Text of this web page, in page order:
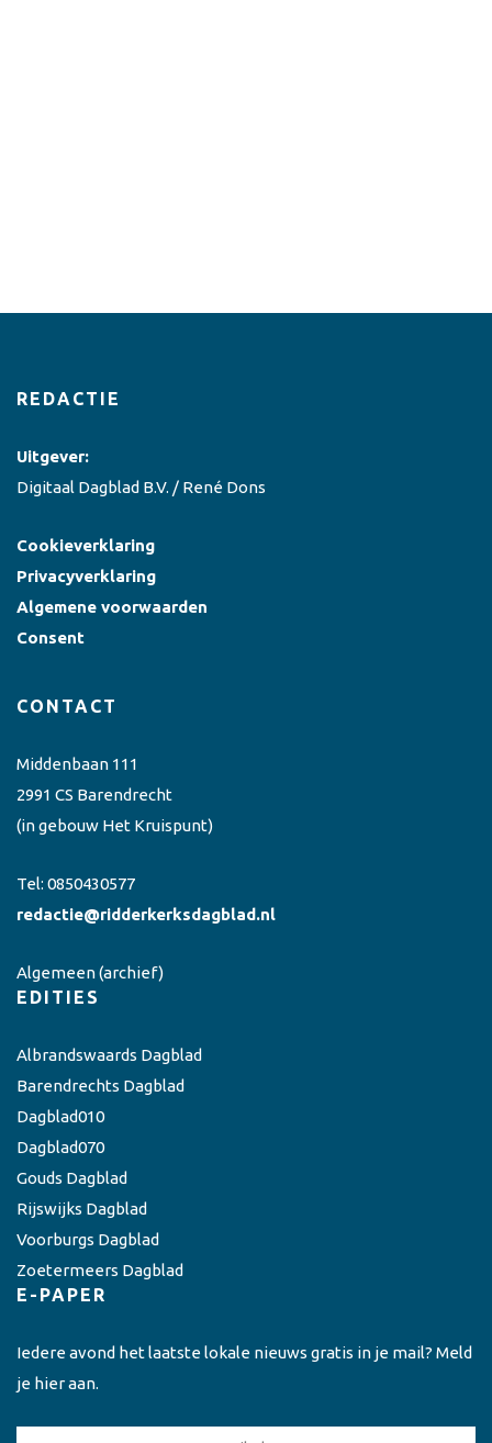
REDACTIE
Uitgever:
Digitaal Dagblad B.V. / René Dons
Cookieverklaring
Privacyverklaring
Algemene voorwaarden
Consent
CONTACT
Middenbaan 111
2991 CS Barendrecht
(in gebouw Het Kruispunt)
Tel: 0850430577
redactie@ridderkerksdagblad.nl
Algemeen(archief)
EDITIES
Albrandswaards Dagblad
Barendrechts Dagblad
Dagblad010
Dagblad070
Gouds Dagblad
Rijswijks Dagblad
Voorburgs Dagblad
Zoetermeers Dagblad
E-PAPER
Iedere avond het laatste lokale nieuws gratis in je mail? Meld
je hier aan.